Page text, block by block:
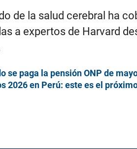
de la salud cerebral ha
a expertos de Harvard
se paga la pensión ONP de
2026 en Perú: este es el